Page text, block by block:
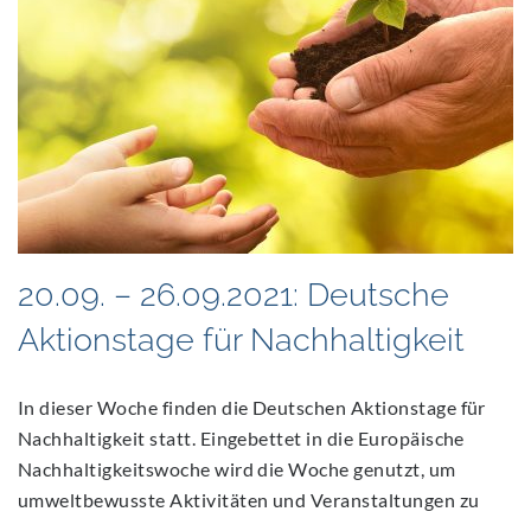
20.09. – 26.09.2021: Deutsche
Aktionstage für Nachhaltigkeit
In dieser Woche finden die Deutschen Aktionstage für
Nachhaltigkeit statt. Eingebettet in die Europäische
Nachhaltigkeitswoche wird die Woche genutzt, um
umweltbewusste Aktivitäten und Veranstaltungen zu